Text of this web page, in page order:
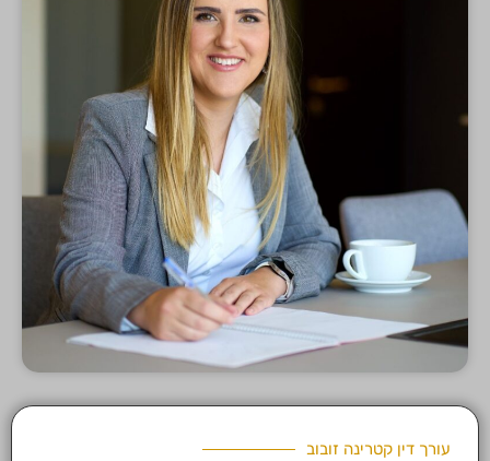
עורך דין קטרינה זובוב